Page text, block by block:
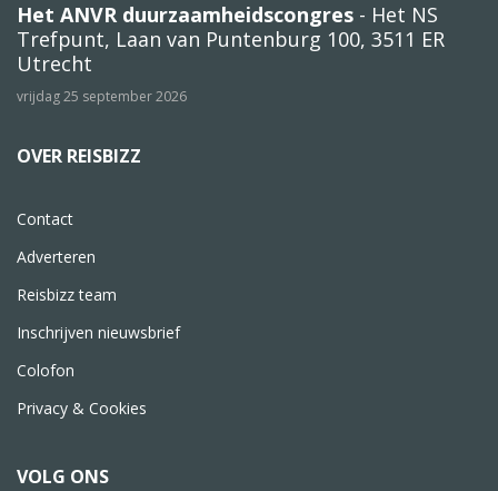
Het ANVR duurzaamheidscongres - Het NS
Trefpunt, Laan van Puntenburg 100, 3511 ER
Utrecht
vrijdag 25 september 2026
OVER REISBIZZ
Contact
Adverteren
Reisbizz team
Inschrijven nieuwsbrief
Colofon
Privacy & Cookies
VOLG ONS